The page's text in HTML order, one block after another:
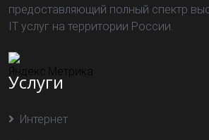
предоставляющий полный спектр
IT услуг на территории России.
Услуги
Интернет